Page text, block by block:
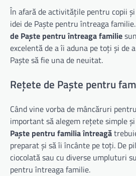
În afară de activitățile pentru copii
idei de Paște pentru întreaga
de Paște pentru întreaga familie
excelentă de a îi aduna pe toți și de
Paște să fie una de neuitat.
Rețete de Paște pentru
Când vine vorba de mâncăruri
important să alegem rețete simple
Paște pentru familia întreagă
preparat și să îi încânte pe toți. De
ciocolată sau cu diverse umpluturi
pentru întreaga familie.